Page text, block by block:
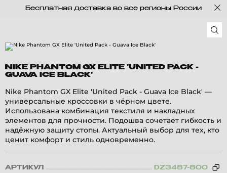
Бесплатная доставка во все регионы России
NIKE PHANTOM GX ELITE 'UNITED PACK -
GUAVA ICE BLACK'
Nike Phantom GX Elite 'United Pack - Guava Ice Black' —
универсальные кроссовки в чёрном цвете.
Использована комбинация текстиля и накладных
элементов для прочности. Подошва сочетает гибкость и
надёжную защиту стопы. Актуальный выбор для тех, кто
ценит комфорт и стиль одновременно.
АРТИКУЛ DZ3487-800